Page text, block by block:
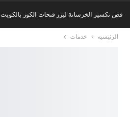
قص تكسير الخرسانة ليزر فتحات الكور بالكويت 60040378
الرئيسية خدمات